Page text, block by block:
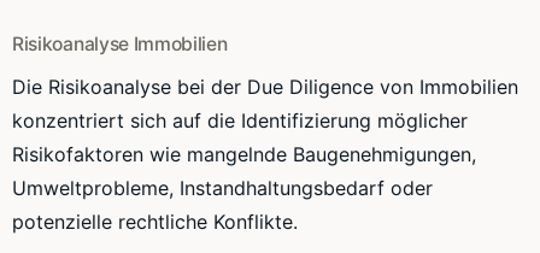
Risikoanalyse Immobilien
Die Risikoanalyse bei der Due Diligence von Immobilien
konzentriert sich auf die Identifizierung möglicher
Risikofaktoren wie mangelnde Baugenehmigungen,
Umweltprobleme, Instandhaltungsbedarf oder
potenzielle rechtliche Konflikte.